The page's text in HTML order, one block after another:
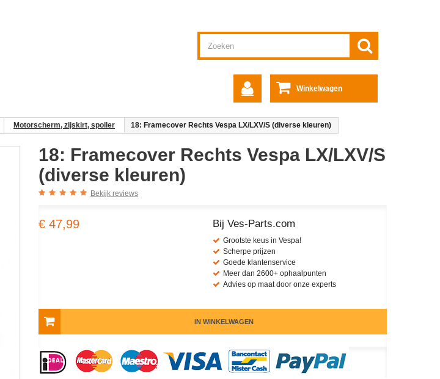
Winkelwagen
Motorscherm, zijskirt, spoiler 18: Framecover Rechts Vespa LX/LXV/S (diverse kleuren)
18: Framecover Rechts Vespa LX/LXV/S
(diverse kleuren)
Bekijk reviews
€ 47,99 Bij Ves-Parts.com
Grootste keus in Vespa!
Scherpe prijzen
Goede klantenservice
Meer dan 2600+ ophaalpunten
Advies op maat door onze experts
IN WINKELWAGEN